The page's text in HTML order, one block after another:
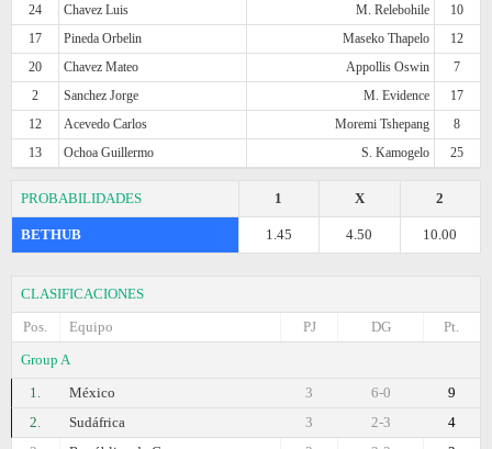
24
Chavez Luis M. Relebohile
10
17
Pineda Orbelin Maseko Thapelo
12
20
Chavez Mateo Appollis Oswin
7
2
Sanchez Jorge M. Evidence
17
12
Acevedo Carlos Moremi Tshepang
8
13
Ochoa Guillermo S. Kamogelo 25
PROBABILIDADES 2
X
1
BETHUB 10.00
4.50
1.45
CLASIFICACIONES
Pos.
Equipo Pt.
DG
PJ
Group A
1.
México 9
6-0
3
2.
Sudáfrica 4
2-3
3